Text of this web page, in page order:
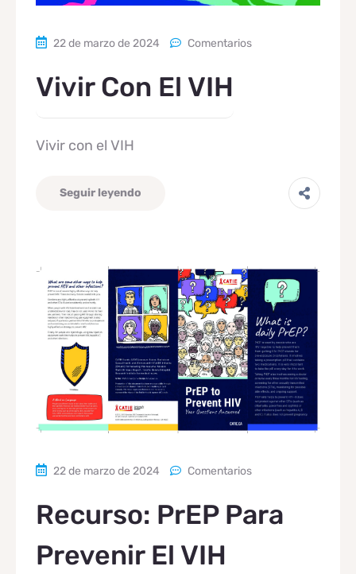
22 de marzo de 2024 Comentarios
Vivir Con El VIH
Vivir con el VIH
Seguir leyendo
22 de marzo de 2024 Comentarios
Recurso: PrEP Para
Prevenir El VIH